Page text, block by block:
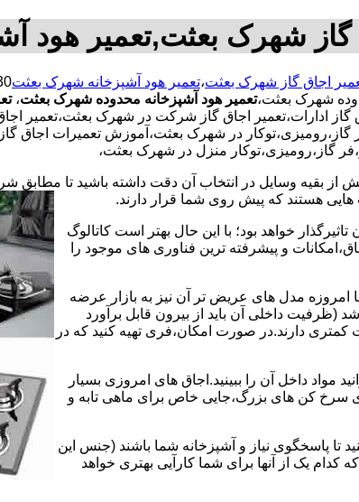
گاز شهرک بعثت,تعمیر هود
اجاق گاز شهرک بعثت،تعمیر هود آشپزخانه شهرک بعثت
شهرک بعثت،تعمیر هود آشپزخانه محدوده شهرک بعثت،
گاز ادارات،تعمیر اجاق گاز شرکت در شهرک بعثت،تعمیر
در شهرک بعثت،آموزش تعمیرات اجاق
گاز،رومیزی،توکار منزل در شهرک بعثت،
از بقیه وسایل در انتخاب آن دقت داشته باشید تا مطابق
هایی هستند که پیش روی شما قرار دارند.
خواهد بود؛ با این حال بهتر است کاتالوگ
و پیشرفته ترین فناوری های موجود را
امروزه مدل های عریض تر آن نیز به بازار عرضه
(ظرفیت داخلی آن باید از بیرون قابل برآورد
دارند.در صورت امکان،فری تهیه کنید که در
داخل آن را ببینید.اجاق های امروزی بسیار
سرخ کن های بزرگ،جایی خاص برای ماهی تابه و
تا پاسخگوی نیاز و آشپزخانه شما باشند (جنس این
یک از آنها برای شما کارآیی بهتری خواهد